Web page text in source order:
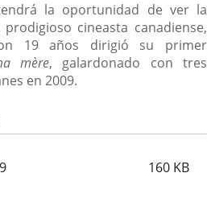
la oportunidad de ver la
cineasta canadiense,
19 años dirigió su primer
mère, galardonado con tres
en 2009.
160 KB